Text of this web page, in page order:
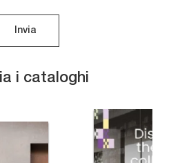
i cataloghi
Invia